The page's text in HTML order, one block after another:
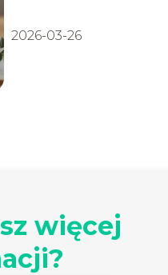
2026-03-26
więcej